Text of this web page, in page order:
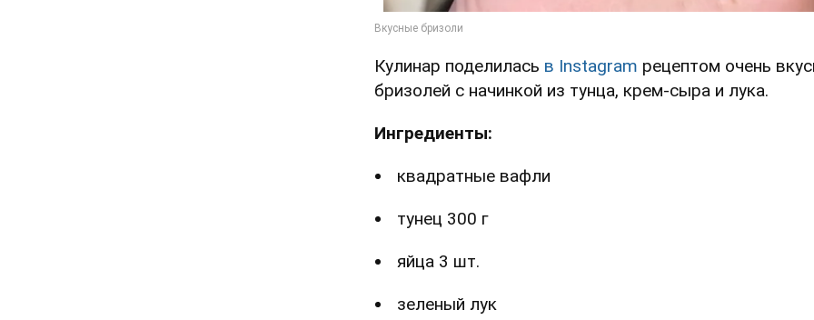
Кулинар поделилась в Instagram рецептом очень
бризолей с начинкой из тунца, крем-сыра и лука.
Ингредиенты:
квадратные вафли
тунец 300 г
яйца 3 шт.
зеленый лук